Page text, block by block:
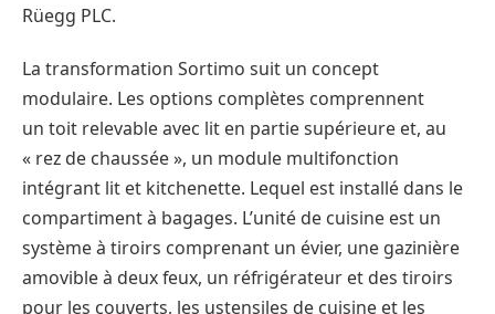
Rüegg PLC.
La transformation Sortimo suit un concept
modulaire. Les options complètes comprennent
un toit relevable avec lit en partie supérieure et, au
« rez de chaussée », un module multifonction
intégrant lit et kitchenette. Lequel est installé dans le
compartiment à bagages. L’unité de cuisine est un
système à tiroirs comprenant un évier, une gazinière
amovible à deux feux, un réfrigérateur et des tiroirs
pour les couverts, les ustensiles de cuisine et les